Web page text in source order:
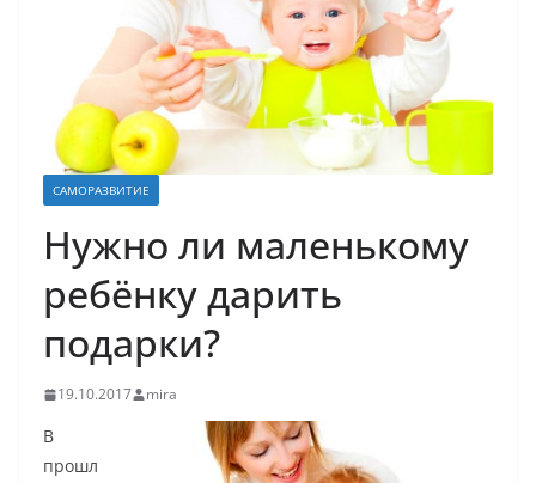
САМОРАЗВИТИЕ
Нужно ли маленькому
ребёнку дарить
подарки?
19.10.2017 mira
В
прошл